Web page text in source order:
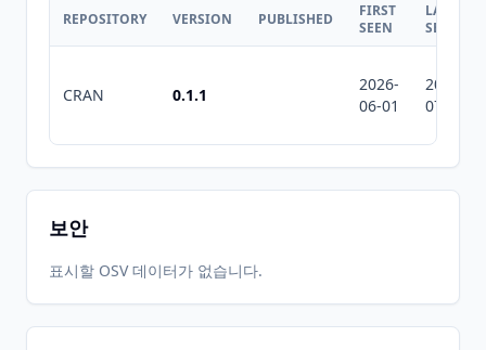
REPOSITORY VERSION PUBLISHED
FIRST
SEEN
LAST
SEEN
CRAN 0.1.1
2026-
06-01
2026-
07-10
보안
표시할 OSV 데이터가 없습니다.